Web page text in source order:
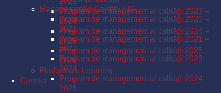
Program de management al calităţii 2023 –
2024
Program de management al calităţii 2024 –
2025
Program de management al calităţii 2025 –
2026
Platforma e-Learning
Contact
Managementul Calităţii FIG
Program de management al calităţii 2020 –
2021
Program de management al calităţii 2021 –
2022
Program de management al calităţii 2023 –
2024
Program de management al calităţii 2024 –
2025